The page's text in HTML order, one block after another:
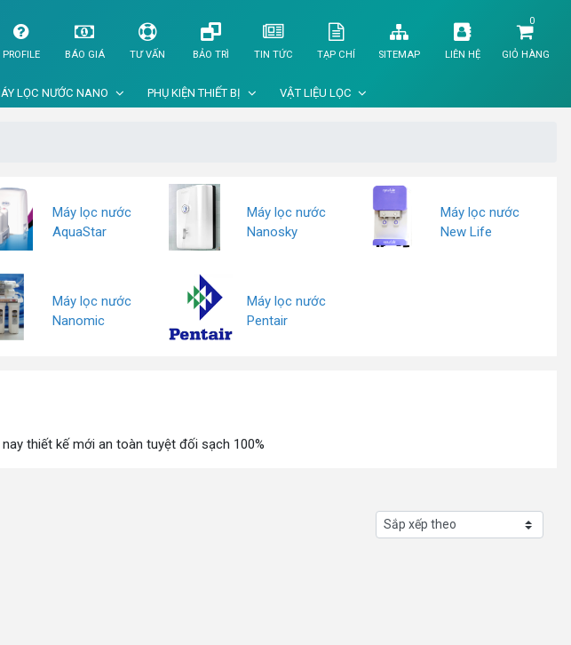
PROFILE BÁO GIÁ TƯ VẤN BẢO TRÌ TIN TỨC TẠP CHÍ SITEMAP LIÊN HỆ
0
GIỎ HÀNG
LỌC NƯỚC NANO PHỤ KIỆN THIẾT BỊ VẬT LIỆU LỌC
Máy lọc nước
AquaStar
Máy lọc nước
Nanosky
Máy lọc nước
New Life
Máy lọc nước
Nanomic
Máy lọc nước
Pentair
thiết kế mới an toàn tuyệt đối sạch 100%